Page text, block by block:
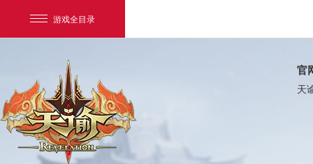
游戏全目录
官
天